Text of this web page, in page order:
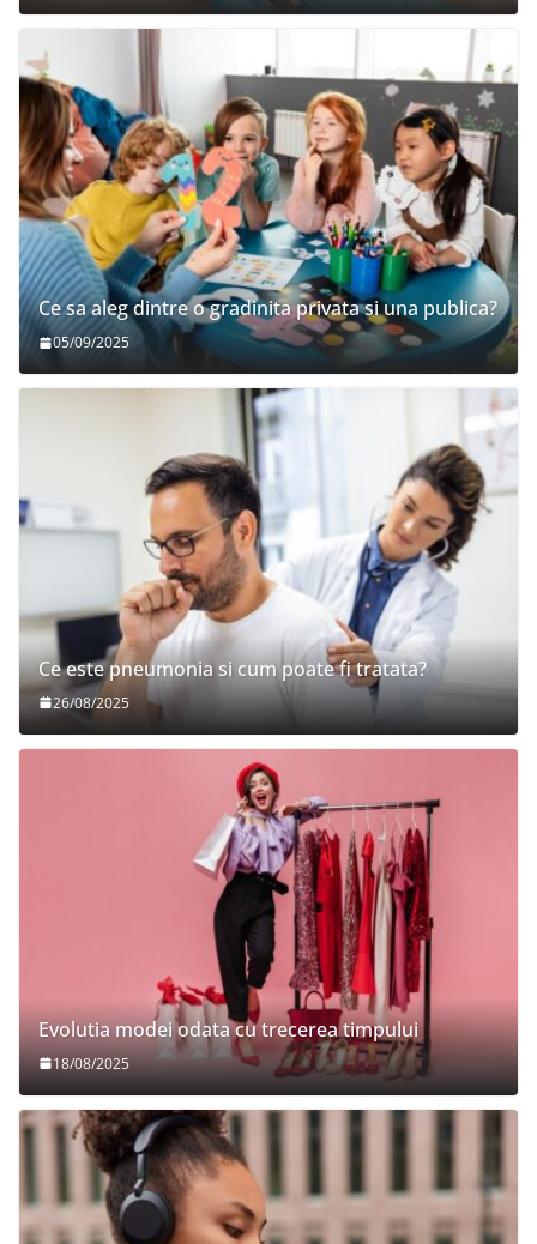
Ce sa aleg dintre o gradinita privata si una publica?
05/09/2025
Ce este pneumonia si cum poate fi tratata?
26/08/2025
Evolutia modei odata cu trecerea timpului
18/08/2025